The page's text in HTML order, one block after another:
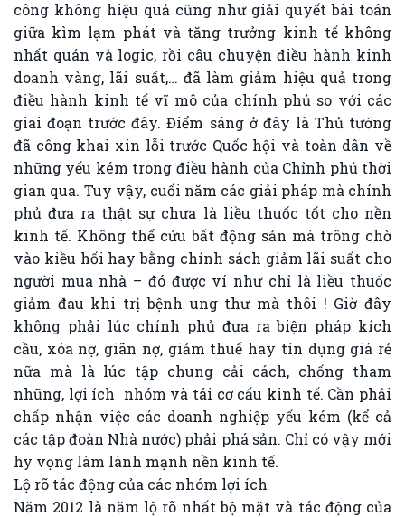
công không hiệu quả cũng như giải quyết bài toán
giữa kìm lạm phát và tăng trưởng kinh tế không
nhất quán và logic, rồi câu chuyện điều hành kinh
doanh vàng, lãi suất,… đã làm giảm hiệu quả trong
điều hành kinh tế vĩ mô của chính phủ so với các
giai đoạn trước đây. Điểm sáng ở đây là Thủ tướng
đã công khai xin lỗi trước Quốc hội và toàn dân về
những yếu kém trong điều hành của Chỉnh phủ thời
gian qua. Tuy vậy, cuối năm các giải pháp mà chính
phủ đưa ra thật sự chưa là liều thuốc tốt cho nền
kinh tế. Không thể cứu bất động sản mà trông chờ
vào kiều hối hay bằng chính sách giảm lãi suất cho
người mua nhà – đó được ví như chỉ là liều thuốc
giảm đau khi trị bệnh ung thư mà thôi ! Giờ đây
không phải lúc chính phủ đưa ra biện pháp kích
cầu, xóa nợ, giãn nợ, giảm thuế hay tín dụng giá rẻ
nữa mà là lúc tập chung cải cách, chống tham
nhũng, lợi ích nhóm và tái cơ cấu kinh tế. Cần phải
chấp nhận việc các doanh nghiệp yếu kém (kể cả
các tập đoàn Nhà nước) phải phá sản. Chỉ có vậy mới
hy vọng làm lành mạnh nền kinh tế.
Lộ rõ tác động của các nhóm lợi ích
Năm 2012 là năm lộ rõ nhất bộ mặt và tác động của